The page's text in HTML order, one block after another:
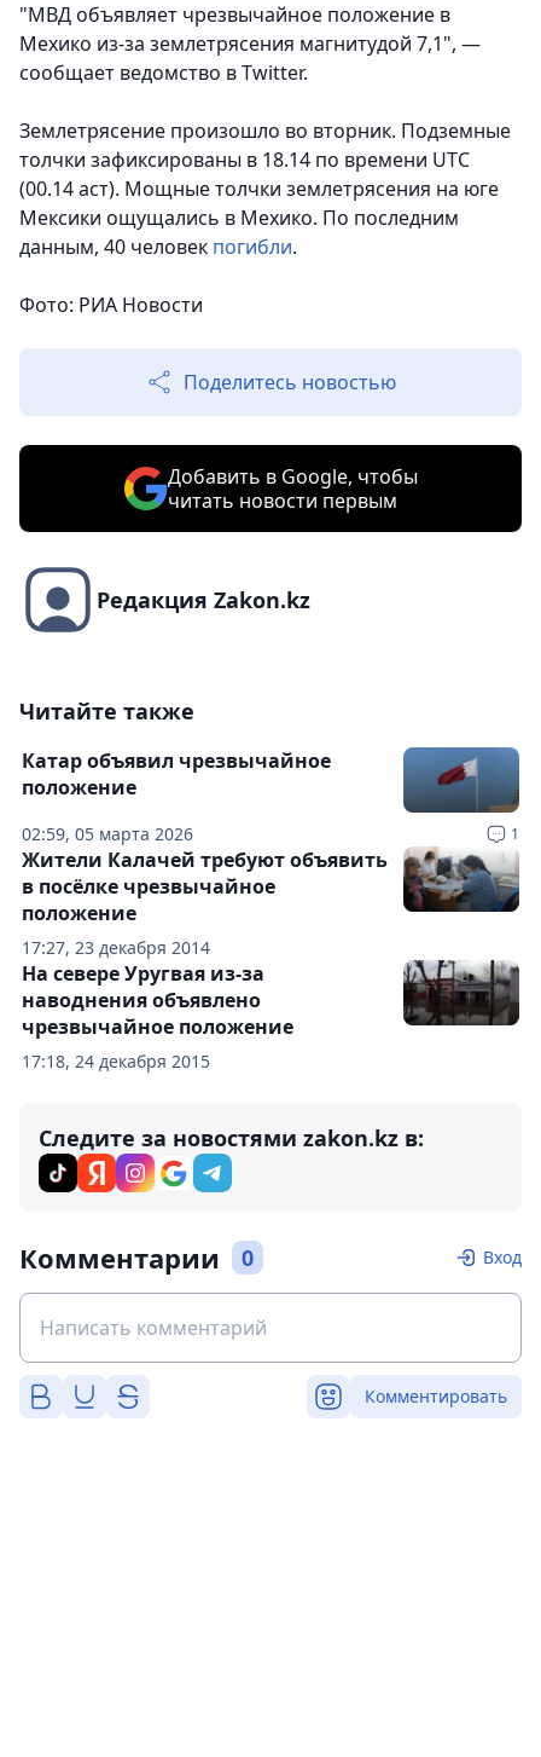
"МВД объявляет чрезвычайное положение в
Мехико из-за землетрясения магнитудой 7,1", —
сообщает ведомство в Twitter.
Землетрясение произошло во вторник. Подземные
толчки зафиксированы в 18.14 по времени UTC
(00.14 аст). Мощные толчки землетрясения на юге
Мексики ощущались в Мехико. По последним
данным, 40 человек погибли.
Фото: РИА Новости
Поделитесь новостью
Добавить в Google, чтобы
читать новости первым
Редакция Zakon.kz
Читайте также
02:59, 05 марта 2026 1
Катар объявил чрезвычайное
положение
17:27, 23 декабря 2014
Жители Калачей требуют объявить
в посёлке чрезвычайное
положение
17:18, 24 декабря 2015
На севере Уругвая из-за
наводнения объявлено
чрезвычайное положение
Следите за новостями zakon.kz в:
Комментарии 0 Вход
Комментировать